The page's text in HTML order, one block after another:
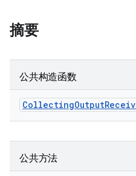
摘要
公共构造函数
CollectingOutput
公共方法